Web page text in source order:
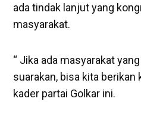
ada tindak lanjut yang
masyarakat.
“ Jika ada masyarakat
suarakan, bisa kita berikan
kader partai Golkar ini.